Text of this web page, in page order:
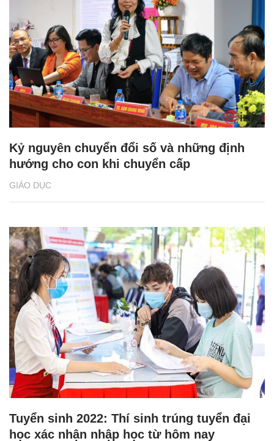
GIÁO DỤC
Kỷ nguyên chuyển đổi số và những định
hướng cho con khi chuyển cấp
Tuyển sinh 2022: Thí sinh trúng tuyển đại
học xác nhận nhập học từ hôm nay